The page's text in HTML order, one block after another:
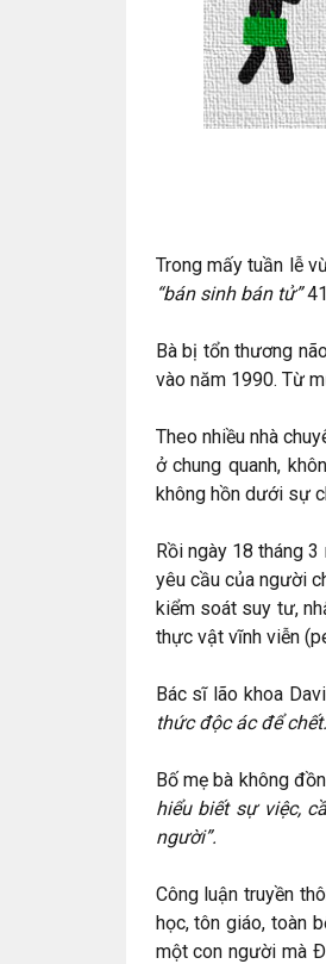
Trong mấy tuần lễ
“bán sinh bán tử”
Bà bị tổn thương
vào năm 1990. Từ
Theo nhiều nhà
ở chung quanh,
không hồn dưới sự
Rồi ngày 18 tháng
yêu cầu của người
kiểm soát suy tư,
thực vật vĩnh viễn
Bác sĩ lão khoa
thức độc ác để
Bố mẹ bà không
hiểu biết sự việc,
người”.
Công luận truyền
học, tôn giáo, toàn
một con người mà